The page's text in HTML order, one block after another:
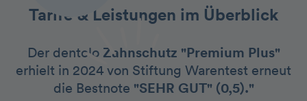
Tarife & Leistungen im Überblick
Der dentolo Zahnschutz "Premium Plus"
erhielt in 2024 von Stiftung Warentest erneut
die Bestnote "SEHR GUT" (0,5)."